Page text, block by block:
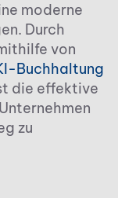
moderne
Durch
von
Buchhaltung
die effektive
zu